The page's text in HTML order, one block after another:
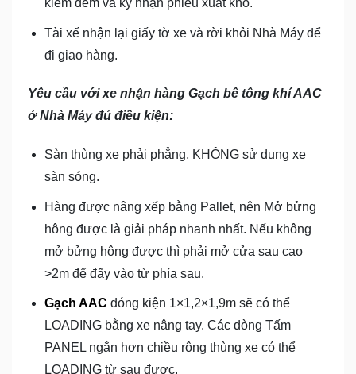
kiểm đếm và ký nhận phiếu xuất kho.
Tài xế nhận lại giấy tờ xe và rời khỏi Nhà Máy để
đi giao hàng.
Yêu cầu với xe nhận hàng Gạch bê tông khí AAC
ở Nhà Máy đủ điều kiện:
Sàn thùng xe phải phẳng, KHÔNG sử dụng xe
sàn sóng.
Hàng được nâng xếp bằng Pallet, nên Mở bửng
hông được là giải pháp nhanh nhất. Nếu không
mở bửng hông được thì phải mở cửa sau cao
>2m để đẩy vào từ phía sau.
Gạch AAC đóng kiện 1×1,2×1,9m sẽ có thể
LOADING bằng xe nâng tay. Các dòng Tấm
PANEL ngắn hơn chiều rộng thùng xe có thể
LOADING từ sau được.